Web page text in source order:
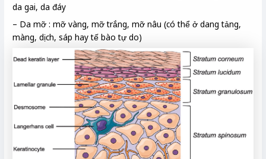
da gai, da đáy
– Da mỡ : mỡ vàng, mỡ trắng, mỡ nâu (có thể ở dang tảng,
màng, dịch, sáp hay tế bào tự do)